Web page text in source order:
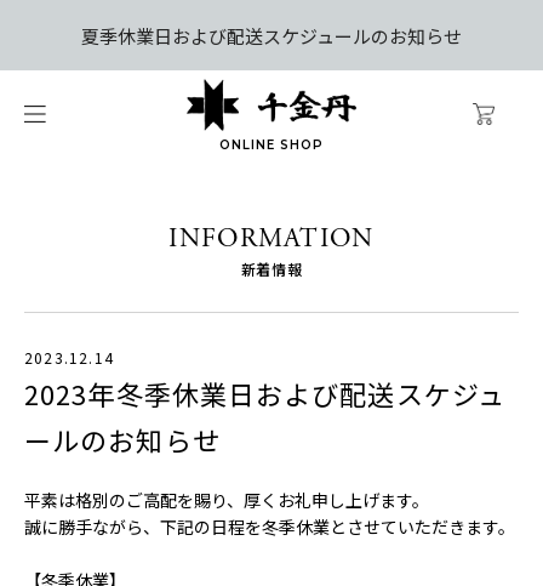
夏季休業日および配送スケジュールのお知らせ
ONLINE SHOP
INFORMATION
新着情報
2023.12.14
2023年冬季休業日および配送スケジュ
ールのお知らせ
平素は格別のご高配を賜り、厚くお礼申し上げます。
誠に勝手ながら、下記の日程を冬季休業とさせていただきます。
【冬季休業】